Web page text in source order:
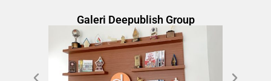
Galeri Deepublish Group